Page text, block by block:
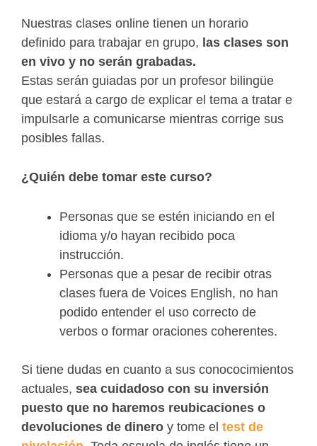
Nuestras clases online tienen un horario
definido para trabajar en grupo, las clases son
en vivo y no serán grabadas.
Estas serán guiadas por un profesor bilingüe
que estará a cargo de explicar el tema a tratar e
impulsarle a comunicarse mientras corrige sus
posibles fallas.
¿Quién debe tomar este curso?
Personas que se estén iniciando en el
idioma y/o hayan recibido poca
instrucción.
Personas que a pesar de recibir otras
clases fuera de Voices English, no han
podido entender el uso correcto de
verbos o formar oraciones coherentes.
Si tiene dudas en cuanto a sus conococimientos
actuales, sea cuidadoso con su inversión
puesto que no haremos reubicaciones o
devoluciones de dinero y tome el test de